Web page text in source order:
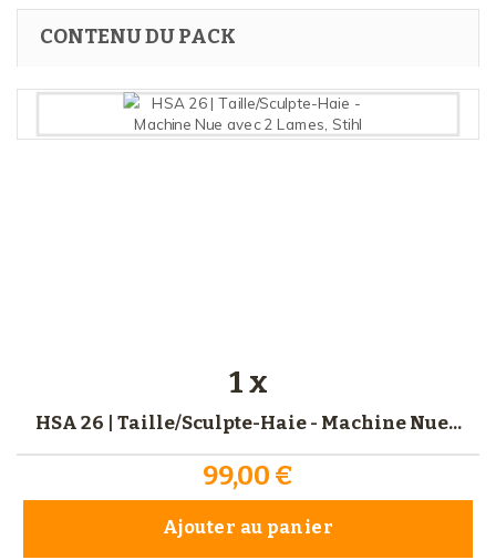
CONTENU DU PACK
1 x
HSA 26 | Taille/Sculpte-Haie - Machine Nue...
99,00 €
Ajouter au panier